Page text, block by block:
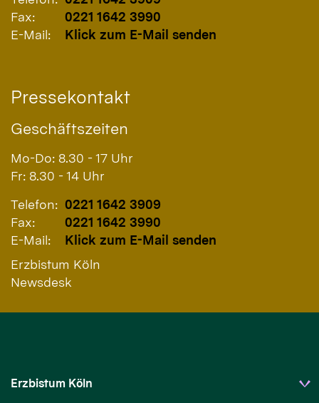
Fax:
0221 1642 3990
E-Mail:
Klick zum E-Mail senden
Pressekontakt
Geschäftszeiten
Mo-Do: 8.30 - 17 Uhr
Fr: 8.30 - 14 Uhr
Telefon: 0221 1642 3909
Fax:
0221 1642 3990
E-Mail:
Klick zum E-Mail senden
Erzbistum Köln
Newsdesk
Erzbistum Köln